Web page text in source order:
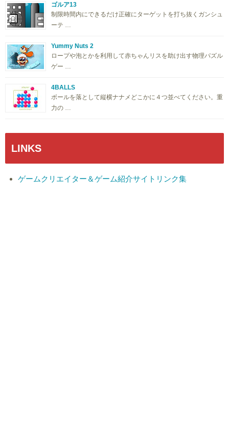
ゴルア13
制限時間内にできるだけ正確にターゲットを打ち抜くガンシュ
ーテ …
Yummy Nuts 2
ロープや泡とかを利用して赤ちゃんリスを助け出す物理パズル
ゲー …
4BALLS
ボールを落として縦横ナナメどこかに４つ並べてください。重
力の …
LINKS
ゲームクリエイター＆ゲーム紹介サイトリンク集